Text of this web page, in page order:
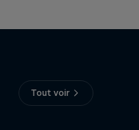
Tout voir